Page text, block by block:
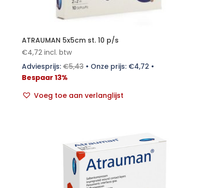
ATRAUMAN 5x5cm st. 10 p/s
€4,72 incl. btw
Adviesprijs:€5,43• Onze prijs: €4,72 •
Bespaar 13%
Voeg toe aan verlanglijst